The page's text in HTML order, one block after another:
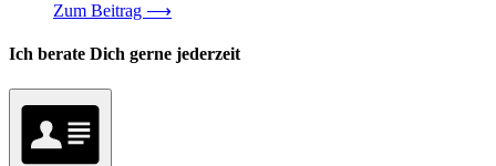
Zum Beitrag ⟶
Ich berate Dich gerne jederzeit